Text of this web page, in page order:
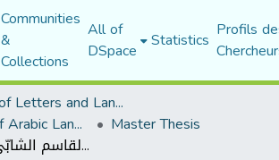
Communities
&
Collections
All of
DSpace Statistics Profils
Faculty of Letters and Languages
Department of Arabic Language and Literature Master Thesis
أسلوب التوكيد والمبالغة في ديوان أبي القاسم الشابّي دراسة دلالية